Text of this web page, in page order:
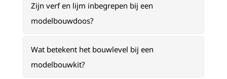
Zijn verf en lijm inbegrepen bij een
modelbouwdoos?
Wat betekent het bouwlevel bij een
modelbouwkit?